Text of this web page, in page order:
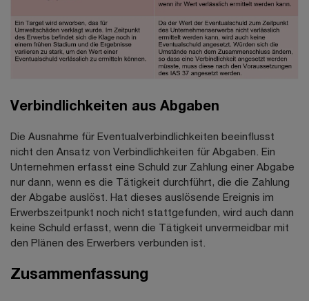
Verbindlichkeiten aus Abgaben
Die Ausnahme für Eventualverbindlichkeiten beeinflusst
nicht den Ansatz von Verbindlichkeiten für Abgaben. Ein
Unternehmen erfasst eine Schuld zur Zahlung einer Abgabe
nur dann, wenn es die Tätigkeit durchführt, die die Zahlung
der Abgabe auslöst. Hat dieses auslösende Ereignis im
Erwerbszeitpunkt noch nicht stattgefunden, wird auch dann
keine Schuld erfasst, wenn die Tätigkeit unvermeidbar mit
den Plänen des Erwerbers verbunden ist.
Zusammenfassung